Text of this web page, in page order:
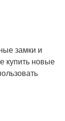
замки и
купить новые